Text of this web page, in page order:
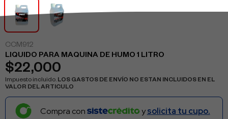
CCM912
LIQUIDO PARA MAQUINA DE HUMO 1 LITRO
$22,000
Impuesto incluido. LOS GASTOS DE ENVÍO NO ESTAN INCLUIDOS EN EL
VALOR DEL ARTICULO
Compra con ysolicita tu cupo.